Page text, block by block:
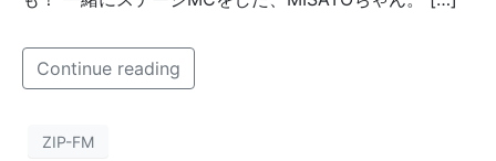
Continue reading
ZIP-FM